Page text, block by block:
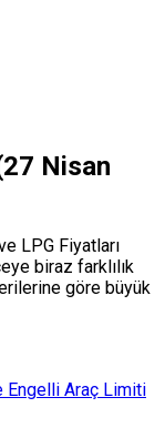
Nisan
biraz farklılık
göre büyük
Engelli Araç Limiti